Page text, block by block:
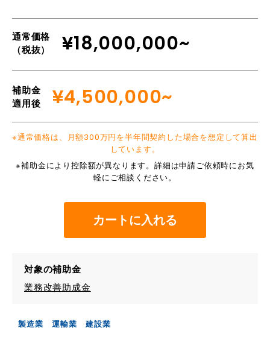
通常価格
（税抜）
¥18,000,000~
補助金
適用後
¥4,500,000~
※通常価格は、月額300万円を半年間契約した場合を想定して算出
しています。
※補助金により控除額が異なります。詳細は申請ご依頼時にお気
軽にご相談ください。
カートに入れる
対象の補助金
業務改善助成金
製造業 運輸業 建設業